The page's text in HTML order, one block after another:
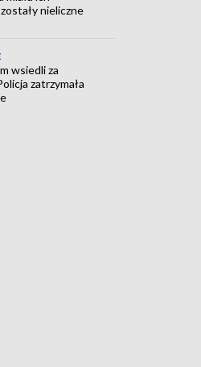
nieliczne
wsiedli za
zatrzymała